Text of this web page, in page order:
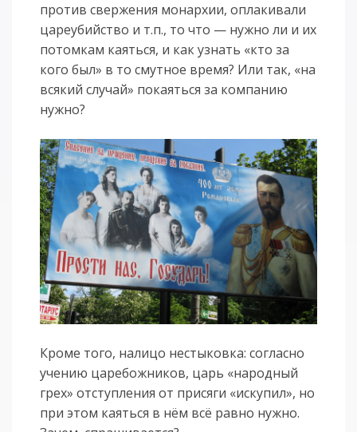
против свержения монархии, оплакивали
цареубийство и т.п., то что — нужно ли и их
потомкам каяться, и как узнать «кто за
кого был» в то смутное время? Или так, «на
всякий случай» покаяться за компанию
нужно?
Кроме того, налицо нестыковка: согласно
учению царебожников, царь «народный
грех» отступления от присяги «искупил», но
при этом каяться в нём всё равно нужно.